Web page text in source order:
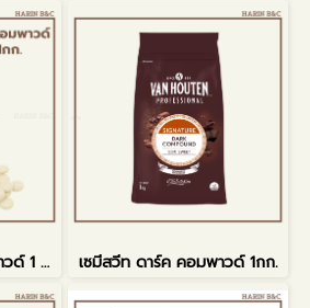
Le Bourne ไวท์ คอมพาวด์ 1 กิโลกรัม เซมีสวีท ดาร์ค คอมพาวด์ 1กก.